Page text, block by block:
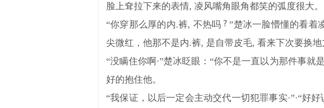
脸上耷拉下来的表情, 凌风嘴角眼角都笑的弧度很大。
“你穿那么厚的内.裤, 不热吗
”楚冰一脸懵懂的看着
尖微红，他那不是内.裤, 是自带皮毛, 看来下次要换地
“没瞒住你啊·”楚冰眨眼：“你不是一直以为那件事就
好的抱住他。
“我保证，以后一定会主动交代一切犯罪事实·”·“好